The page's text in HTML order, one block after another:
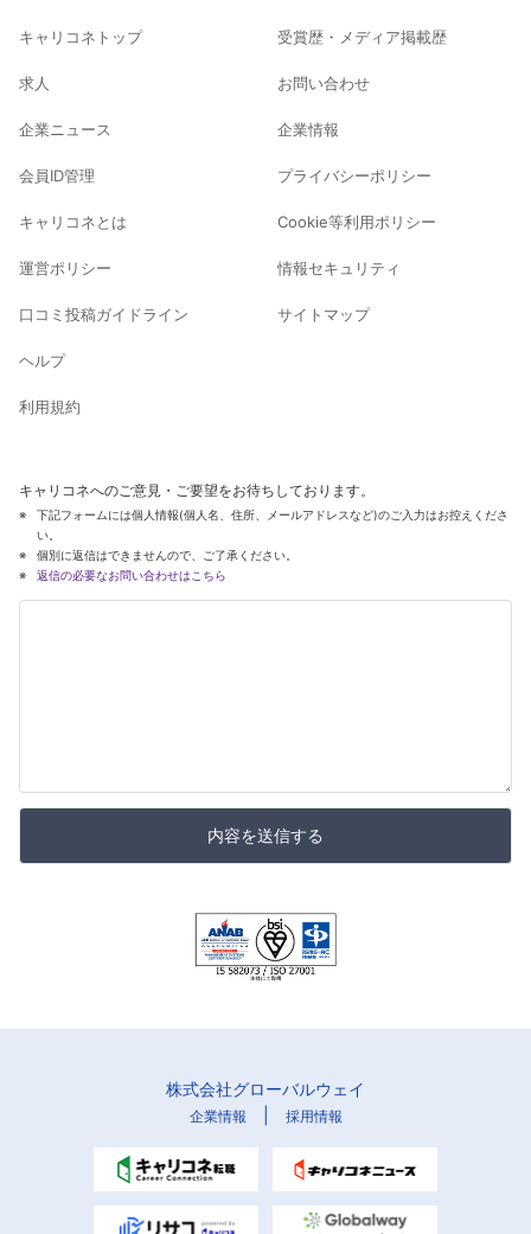
キャリコネトップ
求人
企業ニュース
会員ID管理
キャリコネとは
運営ポリシー
口コミ投稿ガイドライン
ヘルプ
利用規約
受賞歴・メディア掲載歴
お問い合わせ
企業情報
プライバシーポリシー
Cookie等利用ポリシー
情報セキュリティ
サイトマップ
キャリコネへのご意見・ご要望をお待ちしております。
下記フォームには個人情報(個人名、住所、メールアドレスなど)のご入力はお控えくださ
い。
個別に返信はできませんので、ご了承ください。
返信の必要なお問い合わせはこちら
内容を送信する
株式会社グローバルウェイ
企業情報 採用情報